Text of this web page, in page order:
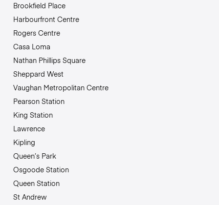
Brookfield Place
Harbourfront Centre
Rogers Centre
Casa Loma
Nathan Phillips Square
Sheppard West
Vaughan Metropolitan Centre
Pearson Station
King Station
Lawrence
Kipling
Queen’s Park
Osgoode Station
Queen Station
St Andrew